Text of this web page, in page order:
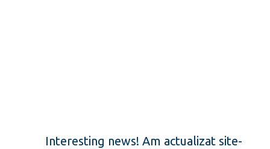
Interesting news! Am actualizat site-